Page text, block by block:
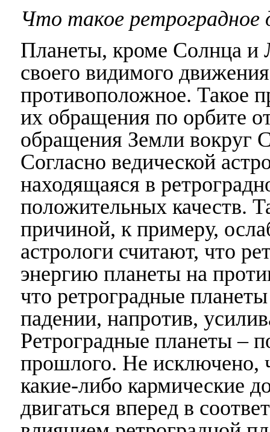
Что такое ретроградное
Планеты, кроме Солнца и
своего видимого
противоположное. Такое
их обращения по орбите
обращения Земли вокруг
Согласно ведической
находящаяся в
положительных качеств.
причиной, к примеру,
астрологи считают, что
энергию планеты на
что ретроградные
падении, напротив,
Ретроградные планеты –
прошлого. Не исключено,
какие-либо кармические
двигаться вперед в